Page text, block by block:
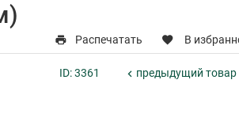
Распечатать В
ID: 3361 предыдущий товар